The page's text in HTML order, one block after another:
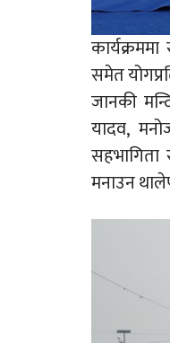
समेत
जानकी
यादव,
सहभागिता
मनाउन